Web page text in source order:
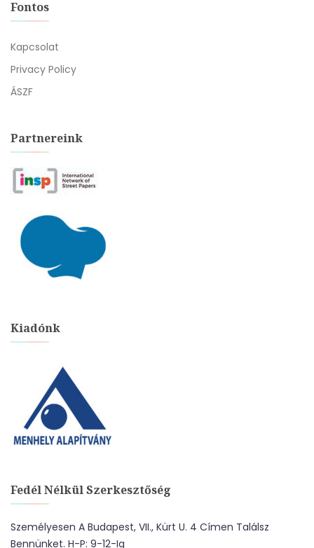
Fontos
Kapcsolat
Privacy Policy
ÁSZF
Partnereink
Kiadónk
Fedél Nélkül Szerkesztőség
Személyesen A Budapest, VII., Kürt U. 4 Címen Találsz
Bennünket. H-P: 9-12-Ig